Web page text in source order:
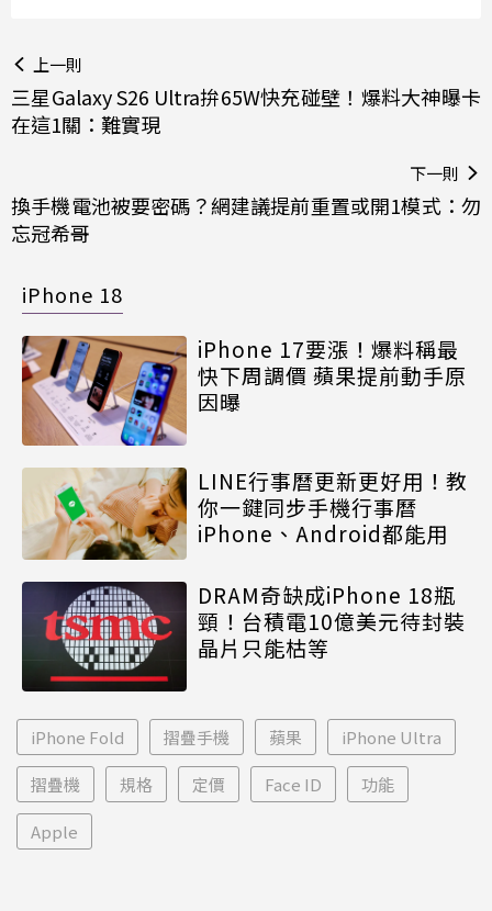
上一則
三星Galaxy S26 Ultra拚65W快充碰壁！爆料大神曝卡
在這1關：難實現
下一則
換手機電池被要密碼？網建議提前重置或開1模式：勿
忘冠希哥
iPhone 18
iPhone 17要漲！爆料稱最
快下周調價 蘋果提前動手原
因曝
LINE行事曆更新更好用！教
你一鍵同步手機行事曆
iPhone、Android都能用
DRAM奇缺成iPhone 18瓶
頸！台積電10億美元待封裝
晶片只能枯等
iPhone Fold 摺疊手機 蘋果 iPhone Ultra
摺疊機 規格 定價 Face ID 功能
Apple